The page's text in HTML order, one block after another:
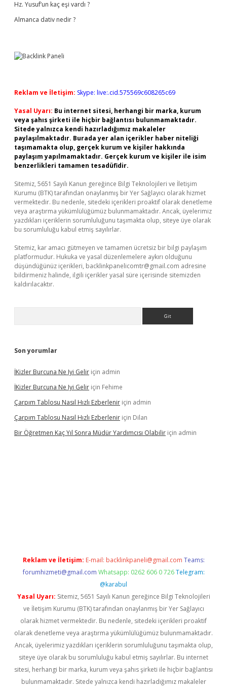
Hz. Yusuf’un kaç eşi vardı ?
Almanca dativ nedir ?
Reklam ve İletişim: Skype: live:.cid.575569c608265c69
Yasal Uyarı: Bu internet sitesi, herhangi bir marka, kurum
veya şahıs şirketi ile hiçbir bağlantısı bulunmamaktadır.
Sitede yalnızca kendi hazırladığımız makaleler
paylaşılmaktadır. Burada yer alan içerikler haber niteliği
taşımamakta olup, gerçek kurum ve kişiler hakkında
paylaşım yapılmamaktadır. Gerçek kurum ve kişiler ile isim
benzerlikleri tamamen tesadüfidir.
Sitemiz, 5651 Sayılı Kanun gereğince Bilgi Teknolojileri ve İletişim
Kurumu (BTK) tarafından onaylanmış bir Yer Sağlayıcı olarak hizmet
vermektedir. Bu nedenle, sitedeki içerikleri proaktif olarak denetleme
veya araştırma yükümlülüğümüz bulunmamaktadır. Ancak, üyelerimiz
yazdıkları içeriklerin sorumluluğunu taşımakta olup, siteye üye olarak
bu sorumluluğu kabul etmiş sayılırlar.
Sitemiz, kar amacı gütmeyen ve tamamen ücretsiz bir bilgi paylaşım
platformudur. Hukuka ve yasal düzenlemelere aykırı olduğunu
düşündüğünüz içerikleri, backlinkpanelicomtr@gmail.com adresine
bildirmeniz halinde, ilgili içerikler yasal süre içerisinde sitemizden
kaldırılacaktır.
Son yorumlar
İKizler Burcuna Ne Iyi Gelir için admin
İKizler Burcuna Ne Iyi Gelir için Fehime
Çarpım Tablosu Nasıl Hızlı Ezberlenir için admin
Çarpım Tablosu Nasıl Hızlı Ezberlenir için Dilan
Bir Öğretmen Kaç Yıl Sonra Müdür Yardımcısı Olabilir için admin
Reklam ve İletişim: E-mail: backlinkpaneli@gmail.com Teams:
forumhizmeti@gmail.com Whatsapp: 0262 606 0 726 Telegram:
@karabul
Yasal Uyarı: Sitemiz, 5651 Sayılı Kanun gereğince Bilgi Teknolojileri
ve İletişim Kurumu (BTK) tarafından onaylanmış bir Yer Sağlayıcı
olarak hizmet vermektedir. Bu nedenle, sitedeki içerikleri proaktif
olarak denetleme veya araştırma yükümlülüğümüz bulunmamaktadır.
Ancak, üyelerimiz yazdıkları içeriklerin sorumluluğunu taşımakta olup,
siteye üye olarak bu sorumluluğu kabul etmiş sayılırlar. Bu internet
sitesi, herhangi bir marka, kurum veya şahıs şirketi ile hiçbir bağlantısı
bulunmamaktadır. Sitede yalnızca kendi hazırladığımız makaleler